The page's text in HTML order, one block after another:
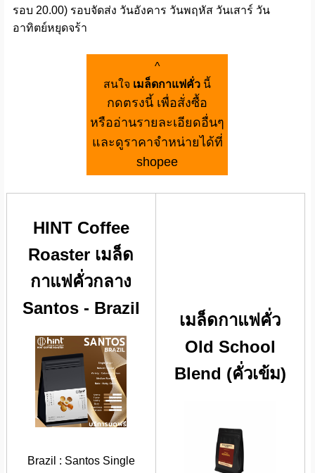
รอบ 20.00) รอบจัดส่ง วันอังคาร วันพฤหัส วันเสาร์ วัน
อาทิตย์หยุดจร้า
^
สนใจ เมล็ดกาแฟคั่ว นี้
กดตรงนี้ เพื่อสั่งซื้อ
หรืออ่านรายละเอียดอื่นๆ
และดูราคาจำหน่ายได้ที่
shopee
HINT Coffee
Roaster เมล็ด
กาแฟคั่วกลาง
Santos - Brazil
Brazil : Santos Single
เมล็ดกาแฟคั่ว
Old School
Blend (คั่วเข้ม)